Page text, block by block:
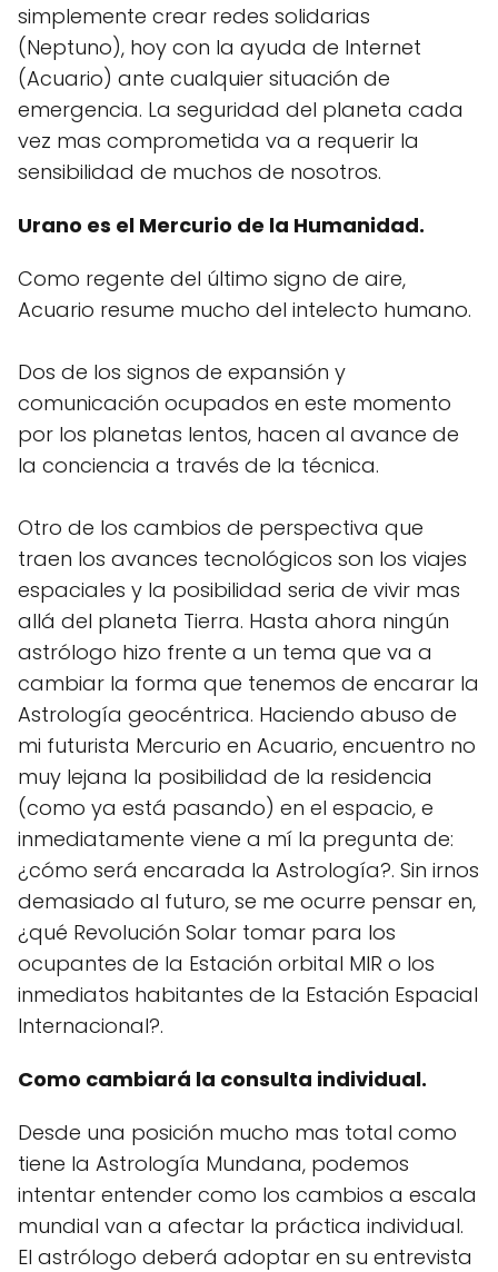
simplemente crear redes solidarias
(Neptuno), hoy con la ayuda de Internet
(Acuario) ante cualquier situación de
emergencia. La seguridad del planeta cada
vez mas comprometida va a requerir la
sensibilidad de muchos de nosotros.
Urano es el Mercurio de la Humanidad.
Como regente del último signo de aire,
Acuario resume mucho del intelecto humano.
Dos de los signos de expansión y
comunicación ocupados en este momento
por los planetas lentos, hacen al avance de
la conciencia a través de la técnica.
Otro de los cambios de perspectiva que
traen los avances tecnológicos son los viajes
espaciales y la posibilidad seria de vivir mas
allá del planeta Tierra. Hasta ahora ningún
astrólogo hizo frente a un tema que va a
cambiar la forma que tenemos de encarar la
Astrología geocéntrica. Haciendo abuso de
mi futurista Mercurio en Acuario, encuentro no
muy lejana la posibilidad de la residencia
(como ya está pasando) en el espacio, e
inmediatamente viene a mí la pregunta de:
¿cómo será encarada la Astrología?. Sin irnos
demasiado al futuro, se me ocurre pensar en,
¿qué Revolución Solar tomar para los
ocupantes de la Estación orbital MIR o los
inmediatos habitantes de la Estación Espacial
Internacional?.
Como cambiará la consulta individual.
Desde una posición mucho mas total como
tiene la Astrología Mundana, podemos
intentar entender como los cambios a escala
mundial van a afectar la práctica individual.
El astrólogo deberá adoptar en su entrevista